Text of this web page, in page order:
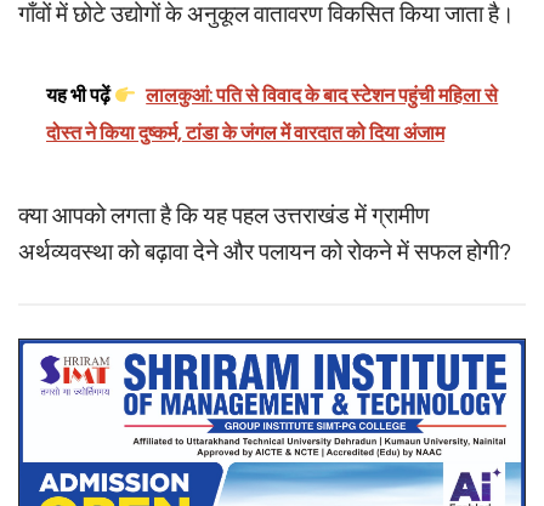
गाँवों में छोटे उद्योगों के अनुकूल वातावरण विकसित किया जाता है।
यह भी पढ़ें
लालकुआं: पति से विवाद के बाद स्टेशन पहुंची महिला से
दोस्त ने किया दुष्कर्म, टांडा के जंगल में वारदात को दिया अंजाम
क्या आपको लगता है कि यह पहल उत्तराखंड में ग्रामीण
अर्थव्यवस्था को बढ़ावा देने और पलायन को रोकने में सफल होगी?